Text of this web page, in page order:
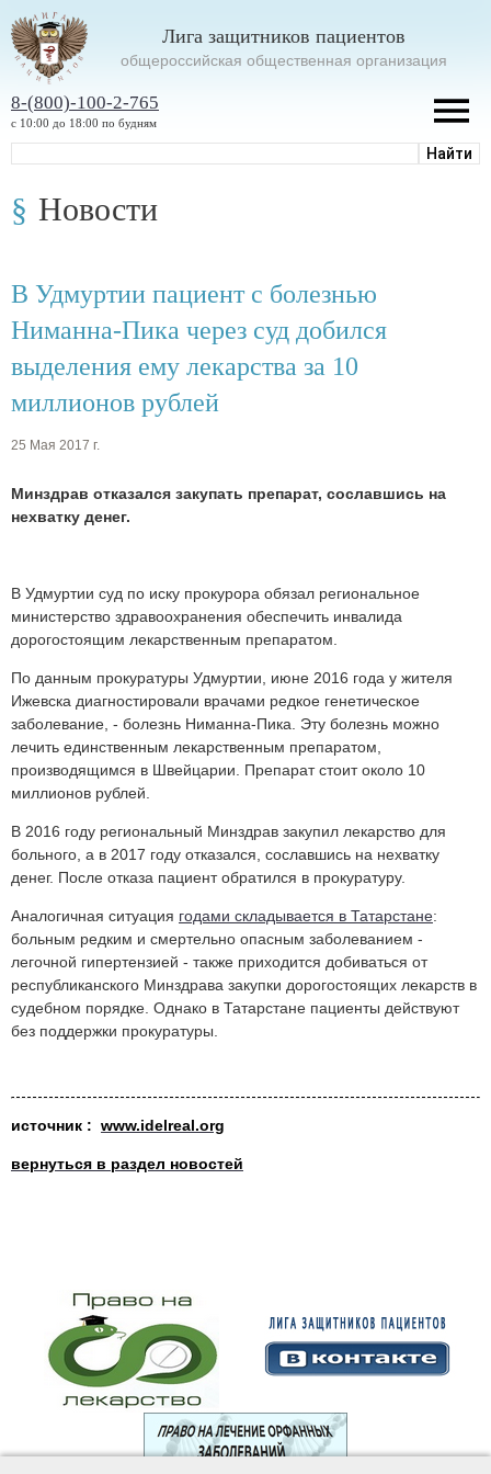
Лига защитников пациентов
oбщероссийская общественная организация
8-(800)-100-2-765
с 10:00 до 18:00 по будням
Новости
В Удмуртии пациент с болезнью
Ниманна-Пика через суд добился
выделения ему лекарства за 10
миллионов рублей
25 Мая 2017 г.
Минздрав отказался закупать препарат, сославшись на
нехватку денег.
В Удмуртии суд по иску прокурора обязал региональное
министерство здравоохранения обеспечить инвалида
дорогостоящим лекарственным препаратом.
По данным прокуратуры Удмуртии, июне 2016 года у жителя
Ижевска диагностировали врачами редкое генетическое
заболевание, - болезнь Ниманна-Пика. Эту болезнь можно
лечить единственным лекарственным препаратом,
производящимся в Швейцарии. Препарат стоит около 10
миллионов рублей.
В 2016 году региональный Минздрав закупил лекарство для
больного, а в 2017 году отказался, сославшись на нехватку
денег. После отказа пациент обратился в прокуратуру.
Аналогичная ситуация годами складывается в Татарстане:
больным редким и смертельно опасным заболеванием -
легочной гипертензией - также приходится добиваться от
республиканского Минздрава закупки дорогостоящих лекарств в
судебном порядке. Однако в Татарстане пациенты действуют
без поддержки прокуратуры.
источник : www.idelreal.org
вернуться в раздел новостей